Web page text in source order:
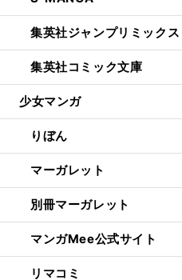
集英社ジャンプリミックス
集英社コミック文庫
少女マンガ
りぼん
マーガレット
別冊マーガレット
マンガMee公式サイト
リマコミ